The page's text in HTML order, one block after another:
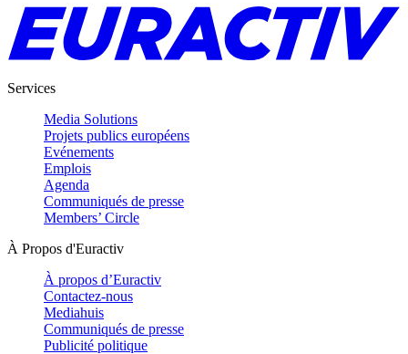
Services
Media Solutions
Projets publics européens
Evénements
Emplois
Agenda
Communiqués de presse
Members’ Circle
À Propos d'Euractiv
À propos d’Euractiv
Contactez-nous
Mediahuis
Communiqués de presse
Publicité politique